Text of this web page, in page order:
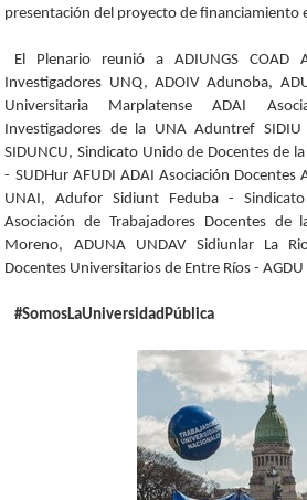
presentación del proyecto de financiamiento
El Plenario reunió a ADIUNGS COAD
Investigadores UNQ, ADOIV Adunoba,
Universitaria Marplatense ADAI
Investigadores de la UNA Aduntref
SIDUNCU, Sindicato Unido de Docentes de
- SUDHur AFUDI ADAI Asociación Docentes
UNAI, Adufor Sidiunt Feduba -
Asociación de Trabajadores Docentes de
Moreno, ADUNA UNDAV Sidiunlar La
Docentes Universitarios de Entre Ríos - AGDU
#SomosLaUniversidadPública